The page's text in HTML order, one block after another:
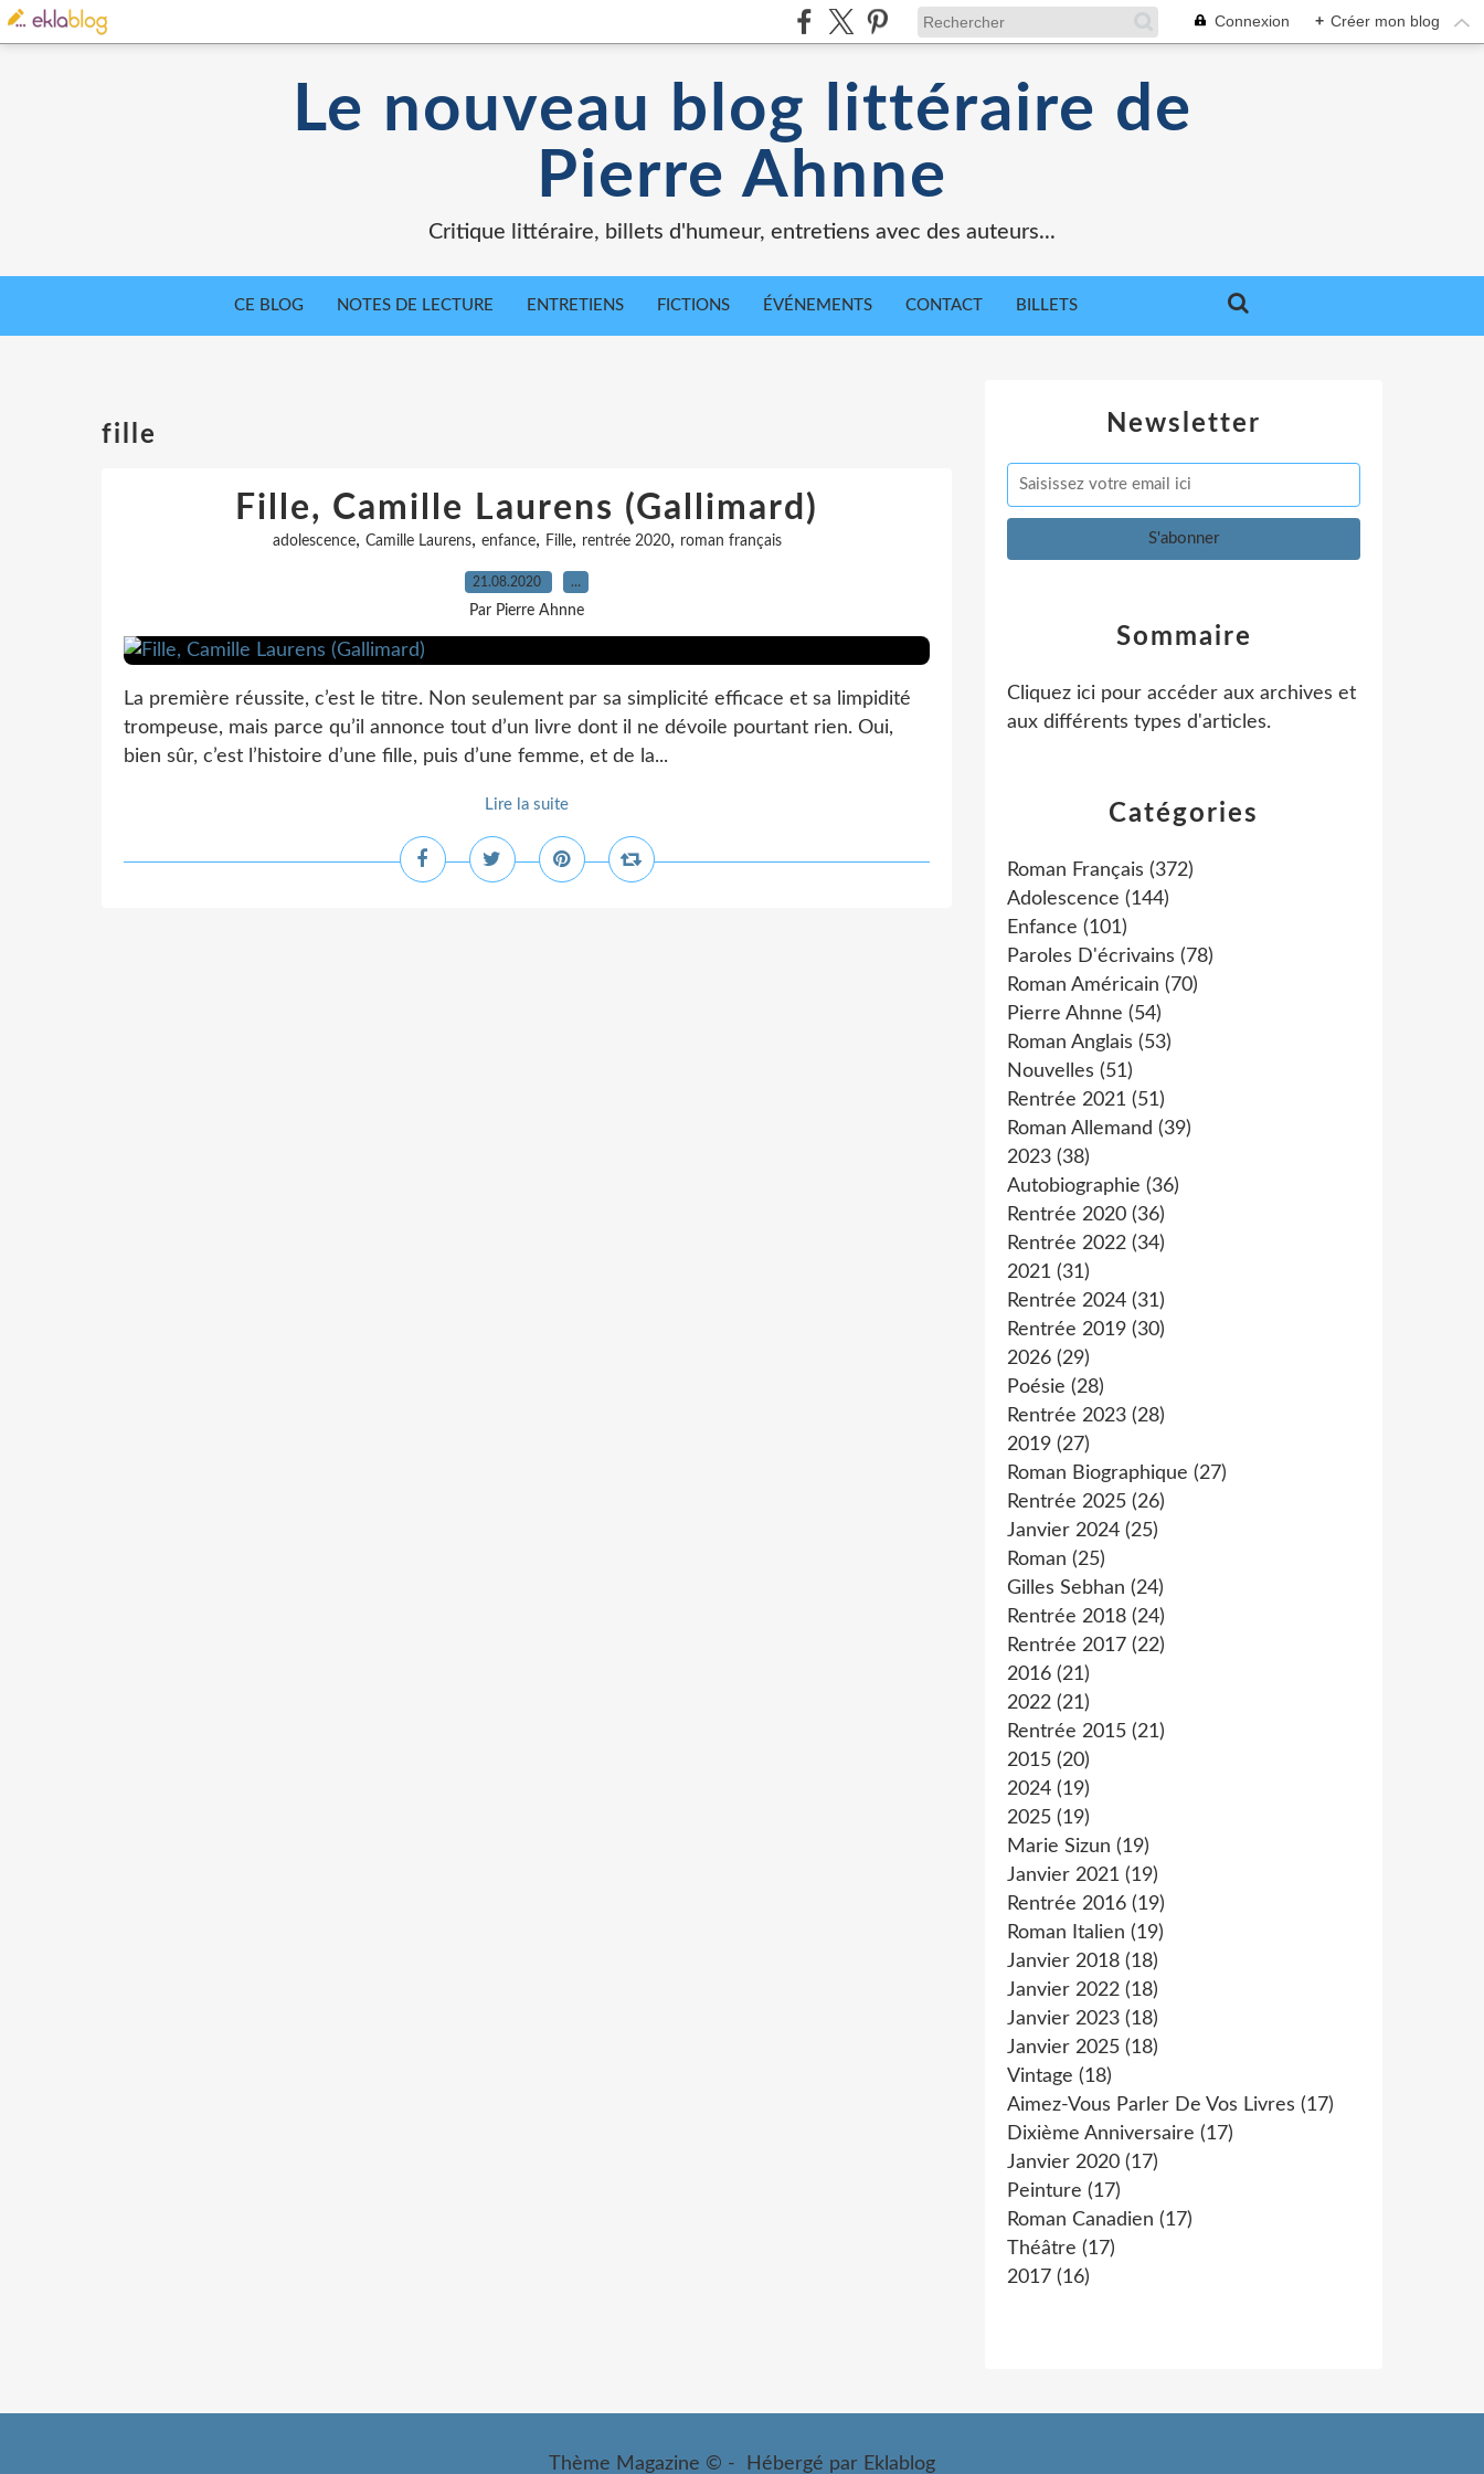
Connexion + Créer mon blog
Le nouveau blog littéraire de
Pierre Ahnne
Critique littéraire, billets d'humeur, entretiens avec des auteurs...
CE BLOG NOTES DE LECTURE ENTRETIENS FICTIONS ÉVÉNEMENTS CONTACT BILLETS
fille
Fille, Camille Laurens (Gallimard)
adolescence, Camille Laurens, enfance, Fille, rentrée 2020, roman français
21.08.2020 …
Par Pierre Ahnne
La première réussite, c’est le titre. Non seulement par sa simplicité efficace et sa limpidité
trompeuse, mais parce qu’il annonce tout d’un livre dont il ne dévoile pourtant rien. Oui,
bien sûr, c’est l’histoire d’une fille, puis d’une femme, et de la...
Lire la suite
Newsletter
Catégories
Roman Français (372)
Adolescence (144)
Enfance (101)
Paroles D'écrivains (78)
Roman Américain (70)
Pierre Ahnne (54)
Roman Anglais (53)
Nouvelles (51)
Rentrée 2021 (51)
Roman Allemand (39)
2023 (38)
Autobiographie (36)
Rentrée 2020 (36)
Rentrée 2022 (34)
2021 (31)
Rentrée 2024 (31)
Rentrée 2019 (30)
2026 (29)
Poésie (28)
Rentrée 2023 (28)
2019 (27)
Roman Biographique (27)
Rentrée 2025 (26)
Janvier 2024 (25)
Roman (25)
Gilles Sebhan (24)
Rentrée 2018 (24)
Rentrée 2017 (22)
2016 (21)
2022 (21)
Rentrée 2015 (21)
2015 (20)
2024 (19)
2025 (19)
Marie Sizun (19)
Janvier 2021 (19)
Rentrée 2016 (19)
Roman Italien (19)
Janvier 2018 (18)
Janvier 2022 (18)
Janvier 2023 (18)
Janvier 2025 (18)
Vintage (18)
Aimez-Vous Parler De Vos Livres (17)
Dixième Anniversaire (17)
Janvier 2020 (17)
Peinture (17)
Roman Canadien (17)
Théâtre (17)
2017 (16)
Sommaire
Cliquez ici pour accéder aux archives et
aux différents types d'articles.
Thème Magazine © - Hébergé par Eklablog